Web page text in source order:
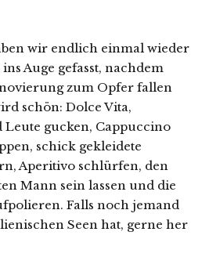
wir endlich einmal wieder
Auge gefasst, nachdem
zum Opfer fallen
schön: Dolce Vita,
gucken, Cappuccino
schick gekleidete
Aperitivo schlürfen, den
Mann sein lassen und die
Falls noch jemand
Seen hat, gerne her